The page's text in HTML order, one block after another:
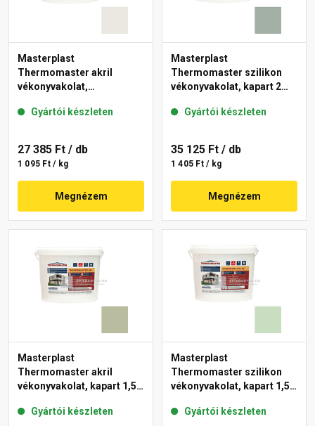
Masterplast
Thermomaster akril
vékonyvakolat,
45-F 25 kg
Gyártói készleten
27 385 Ft / db
1 095 Ft / kg
Megnézem
Masterplast
Thermomaster szilikon
vékonyvakolat, kapart 2
Gyártói készleten
35 125 Ft / db
1 405 Ft / kg
Megnézem
Masterplast
Thermomaster akril
vékonyvakolat, kapart 1,5
Gyártói készleten
Masterplast
Thermomaster szilikon
vékonyvakolat, kapart 1,5
Gyártói készleten